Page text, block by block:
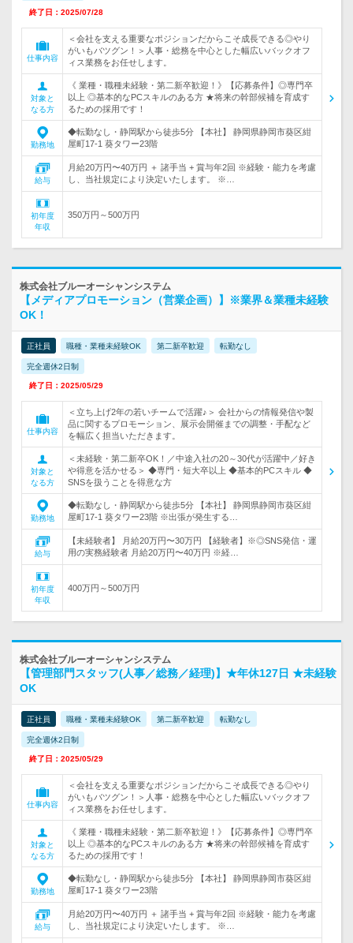
終了日：2025/07/28
仕事内容
＜会社を支える重要なポジションだからこそ成長できる◎やり
がいもバツグン！＞人事・総務を中心とした幅広いバックオフ
ィス業務をお任せします。
対象と
なる方
《 業種・職種未経験・第二新卒歓迎！》【応募条件】◎専門卒
以上 ◎基本的なPCスキルのある方 ★将来の幹部候補を育成す
るための採用です！
勤務地
◆転勤なし・静岡駅から徒歩5分 【本社】 静岡県静岡市葵区紺
屋町17-1 葵タワー23階
給与
月給20万円〜40万円 ＋ 諸手当 + 賞与年2回 ※経験・能力を考慮
し、当社規定により決定いたします。 ※…
初年度
年収
350万円～500万円
株式会社ブルーオーシャンシステム
【メディアプロモーション（営業企画）】※業界＆業種未経験
OK！
正社員 職種・業種未経験OK 第二新卒歓迎 転勤なし
完全週休2日制
終了日：2025/05/29
仕事内容
＜立ち上げ2年の若いチームで活躍♪＞ 会社からの情報発信や製
品に関するプロモーション、展示会開催までの調整・手配など
を幅広く担当いただきます。
対象と
なる方
＜未経験・第二新卒OK！／中途入社の20～30代が活躍中／好き
や得意を活かせる＞ ◆専門・短大卒以上 ◆基本的PCスキル ◆
SNSを扱うことを得意な方
勤務地
◆転勤なし・静岡駅から徒歩5分 【本社】 静岡県静岡市葵区紺
屋町17-1 葵タワー23階 ※出張が発生する…
給与
【未経験者】 月給20万円〜30万円 【経験者】※◎SNS発信・運
用の実務経験者 月給20万円〜40万円 ※経…
初年度
年収
400万円～500万円
株式会社ブルーオーシャンシステム
【管理部門スタッフ(人事／総務／経理)】★年休127日 ★未経験
OK
正社員 職種・業種未経験OK 第二新卒歓迎 転勤なし
完全週休2日制
終了日：2025/05/29
仕事内容
＜会社を支える重要なポジションだからこそ成長できる◎やり
がいもバツグン！＞人事・総務を中心とした幅広いバックオフ
ィス業務をお任せします。
対象と
なる方
《 業種・職種未経験・第二新卒歓迎！》【応募条件】◎専門卒
以上 ◎基本的なPCスキルのある方 ★将来の幹部候補を育成す
るための採用です！
勤務地
◆転勤なし・静岡駅から徒歩5分 【本社】 静岡県静岡市葵区紺
屋町17-1 葵タワー23階
給与
月給20万円〜40万円 ＋ 諸手当 + 賞与年2回 ※経験・能力を考慮
し、当社規定により決定いたします。 ※…